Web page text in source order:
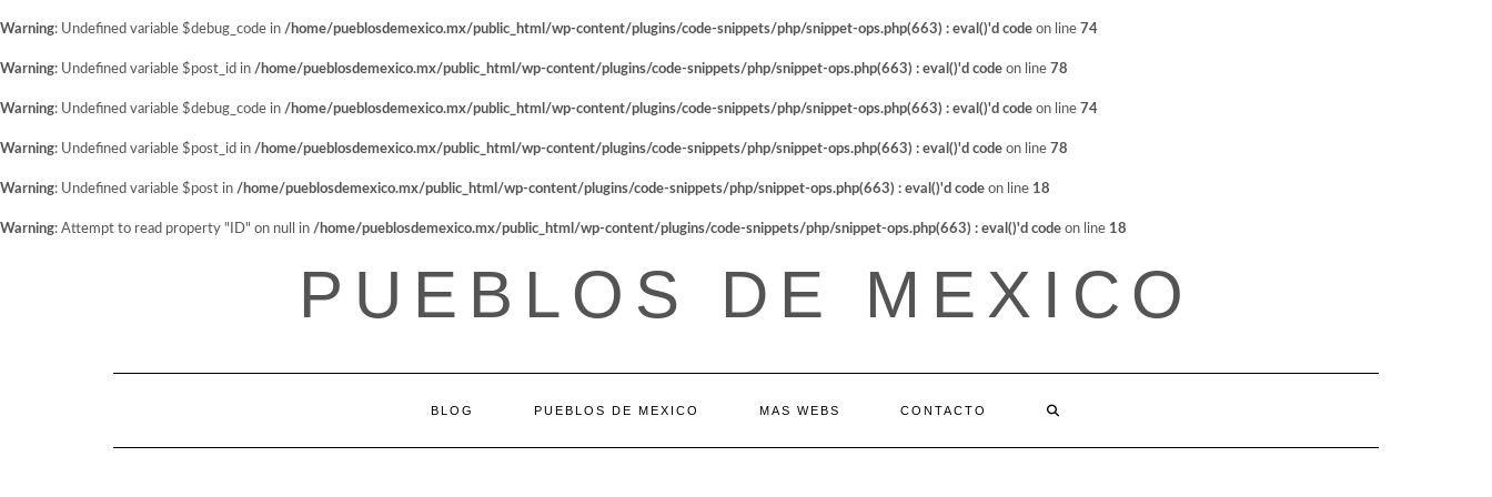
Warning: Undefined variable $debug_code in /home/pueblosdemexico.mx/public_html/wp-content/plugins/code-snippets/php/snippet-ops.php(663) : eval()'d code on line 74
Warning: Undefined variable $post_id in /home/pueblosdemexico.mx/public_html/wp-content/plugins/code-snippets/php/snippet-ops.php(663) : eval()'d code on line 78
Warning: Undefined variable $debug_code in /home/pueblosdemexico.mx/public_html/wp-content/plugins/code-snippets/php/snippet-ops.php(663) : eval()'d code on line 74
Warning: Undefined variable $post_id in /home/pueblosdemexico.mx/public_html/wp-content/plugins/code-snippets/php/snippet-ops.php(663) : eval()'d code on line 78
Warning: Undefined variable $post in /home/pueblosdemexico.mx/public_html/wp-content/plugins/code-snippets/php/snippet-ops.php(663) : eval()'d code on line 18
Warning: Attempt to read property "ID" on null in /home/pueblosdemexico.mx/public_html/wp-content/plugins/code-snippets/php/snippet-ops.php(663) : eval()'d code on line 18
PUEBLOS DE MEXICO
BLOG PUEBLOS DE MEXICO MAS WEBS CONTACTO